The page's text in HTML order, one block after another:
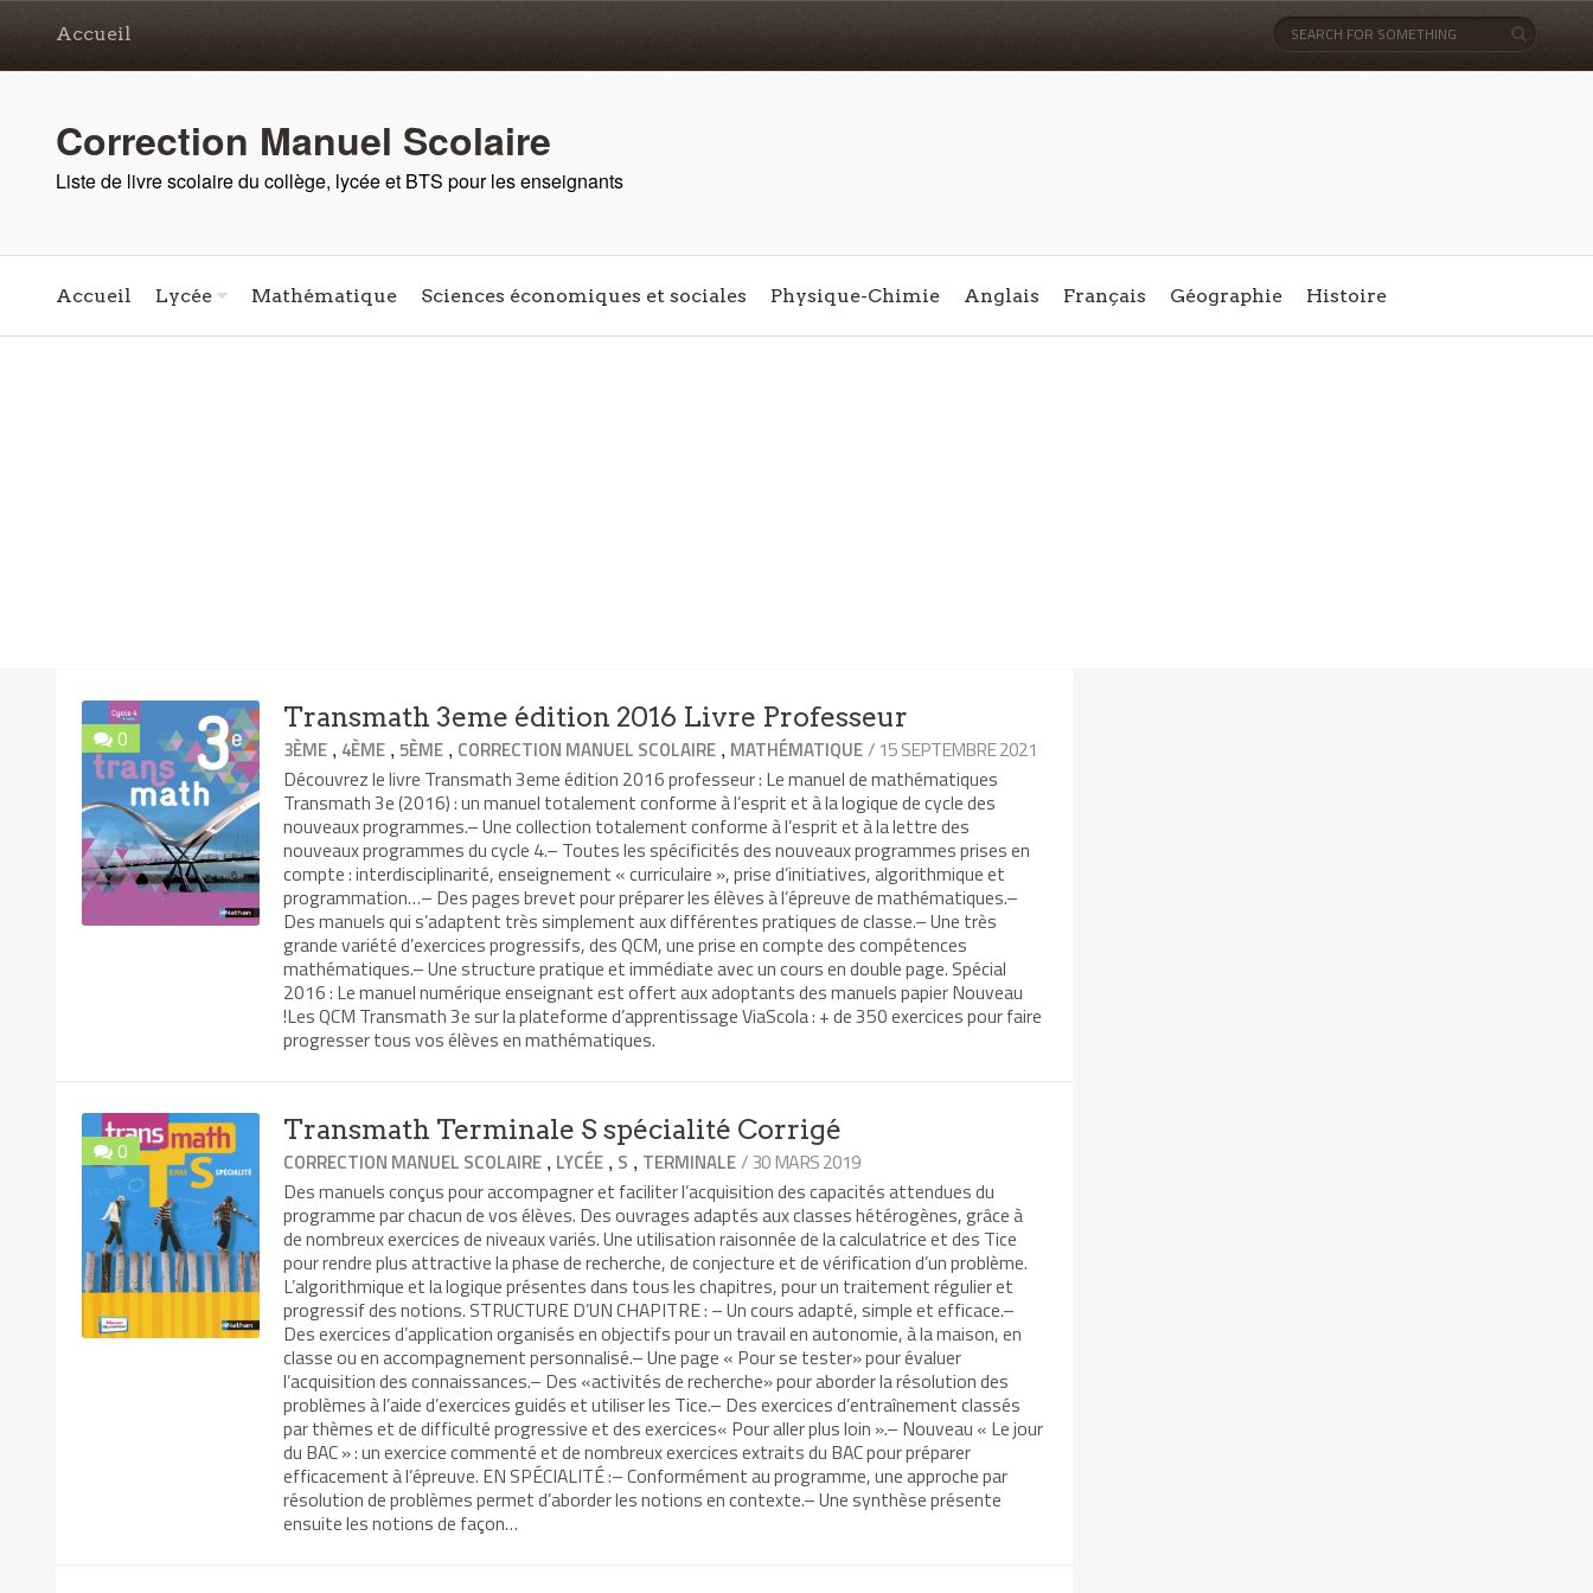
Accueil
Correction Manuel Scolaire
Liste de livre scolaire du collège, lycée et BTS pour les enseignants
Accueil Lycée Mathématique Sciences économiques et sociales Physique-Chimie Anglais Français Géographie Histoire
0
Transmath 3eme édition 2016 Livre Professeur
3ÈME , 4ÈME ,5ÈME , CORRECTION MANUEL SCOLAIRE , MATHÉMATIQUE/ 15 SEPTEMBRE 2021
Découvrez le livre Transmath 3eme édition 2016 professeur : Le manuel de mathématiques
Transmath 3e (2016) : un manuel totalement conforme à l’esprit et à la logique de cycle des
nouveaux programmes.– Une collection totalement conforme à l’esprit et à la lettre des
nouveaux programmes du cycle 4.– Toutes les spécificités des nouveaux programmes prises en
compte : interdisciplinarité, enseignement « curriculaire », prise d’initiatives, algorithmique et
programmation…– Des pages brevet pour préparer les élèves à l’épreuve de mathématiques.–
Des manuels qui s’adaptent très simplement aux différentes pratiques de classe.– Une très
grande variété d’exercices progressifs, des QCM, une prise en compte des compétences
mathématiques.– Une structure pratique et immédiate avec un cours en double page. Spécial
2016 : Le manuel numérique enseignant est offert aux adoptants des manuels papier Nouveau
!Les QCM Transmath 3e sur la plateforme d’apprentissage ViaScola : + de 350 exercices pour faire
progresser tous vos élèves en mathématiques.
0
Transmath Terminale S spécialité Corrigé
CORRECTION MANUEL SCOLAIRE , LYCÉE , S , TERMINALE/ 30 MARS 2019
Des manuels conçus pour accompagner et faciliter l’acquisition des capacités attendues du
programme par chacun de vos élèves. Des ouvrages adaptés aux classes hétérogènes, grâce à
de nombreux exercices de niveaux variés. Une utilisation raisonnée de la calculatrice et des Tice
pour rendre plus attractive la phase de recherche, de conjecture et de vérification d’un problème.
L’algorithmique et la logique présentes dans tous les chapitres, pour un traitement régulier et
progressif des notions. STRUCTURE D’UN CHAPITRE : – Un cours adapté, simple et efficace.–
Des exercices d’application organisés en objectifs pour un travail en autonomie, à la maison, en
classe ou en accompagnement personnalisé.– Une page « Pour se tester» pour évaluer
l’acquisition des connaissances.– Des «activités de recherche» pour aborder la résolution des
problèmes à l’aide d’exercices guidés et utiliser les Tice.– Des exercices d’entraînement classés
par thèmes et de difficulté progressive et des exercices« Pour aller plus loin ».– Nouveau « Le jour
du BAC » : un exercice commenté et de nombreux exercices extraits du BAC pour préparer
efficacement à l’épreuve. EN SPÉCIALITÉ :– Conformément au programme, une approche par
résolution de problèmes permet d’aborder les notions en contexte.– Une synthèse présente
ensuite les notions de façon…